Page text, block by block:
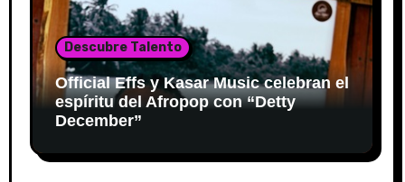
Descubre Talento
Official Effs y Kasar Music celebran el
espíritu del Afropop con “Detty
December”